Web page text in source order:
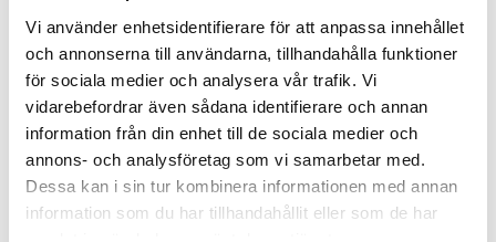
Vi använder enhetsidentifierare för att anpassa innehållet
och annonserna till användarna, tillhandahålla funktioner
för sociala medier och analysera vår trafik. Vi
vidarebefordrar även sådana identifierare och annan
information från din enhet till de sociala medier och
annons- och analysföretag som vi samarbetar med.
Dessa kan i sin tur kombinera informationen med annan
information som du har tillhandahållit eller som de har
Samarbete
- Annons -
MEST POPULÄRA